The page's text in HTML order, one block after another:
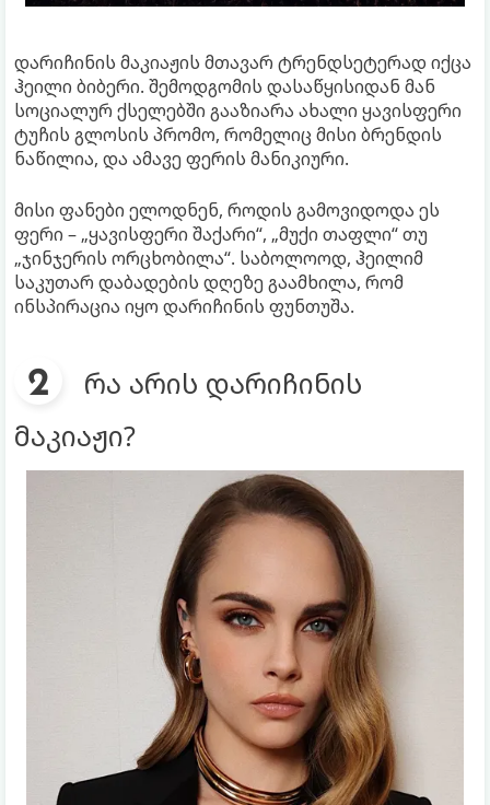
დარიჩინის მაკიაჟის მთავარ ტრენდსეტერად იქცა
ჰეილი ბიბერი. შემოდგომის დასაწყისიდან მან
სოციალურ ქსელებში გააზიარა ახალი ყავისფერი
ტუჩის გლოსის პრომო, რომელიც მისი ბრენდის
ნაწილია, და ამავე ფერის მანიკიური.
მისი ფანები ელოდნენ, როდის გამოვიდოდა ეს
ფერი – „ყავისფერი შაქარი“, „მუქი თაფლი“ თუ
„ჯინჯერის ორცხობილა“. საბოლოოდ, ჰეილიმ
საკუთარ დაბადების დღეზე გაამხილა, რომ
ინსპირაცია იყო დარიჩინის ფუნთუშა.
რა არის დარიჩინის
მაკიაჟი?